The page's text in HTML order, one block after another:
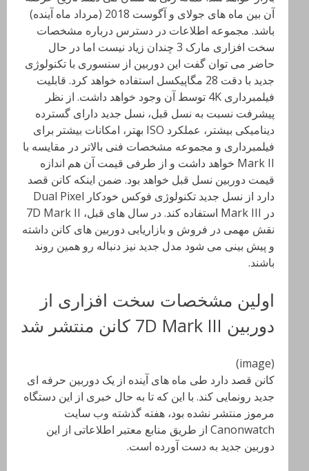
آن بین ماه های جولای و آگوست 2018 (مرداد ماه آینده)
باشد. مجموعه اطلاعات در دسترس درباره مشخصات
سخت افزاری مارک 3 چندان زیاد نیست اما در حال
حاضر می توان گفت این دوربین از سنسوری با تکنولوژی
جدید با دقت 28 مگاپیکسل استفاده خواهد کرد. قابلیت
فیلمبرداری 4K توسط آن وجود خواهد داشت. از نظر
پیشرفت نسبت به نسل قبل، نسل جدید دارای گسترده
دینامیکی بیشتر، عملکرد ISO بهتر، امکانات بیشتر برای
فیلمبرداری و مجموعه مشخصات فنی بالاتر در مقایسه با
Mark II خواهد داشت و از طرفی قیمت آن هم اندازه
قیمت دوربین نسل قبل خواهد بود. ضمن اینکه کانن قصد
دارد از نسل جدید تکنولوژی فوکس خودکار Dual Pixel
در Mark III استفاده کند. در سال های قبل، 7D Mark II
نقش مهمی در فروش و بازاریابی دوربین های کانن داشته
و پیش بینی می شود مدل جدید نیز دنباله رو همین روند
باشند.
اولین مشخصات سخت افزاری از
دوربین 7D Mark III کانن منتشر شد
(image)
کانن قصد دارد طی ماه های آینده از یک دوربین حرفه ای
جدید رونمایی کند. با این که تا به حال خبری از این دستگاه
مرموز منتشر نشده بود، هفته گذشته وب سایت
Canonwatch از طریق منابع معتبر اطلاعاتی از این
دوربین جدید به دست آورده است.